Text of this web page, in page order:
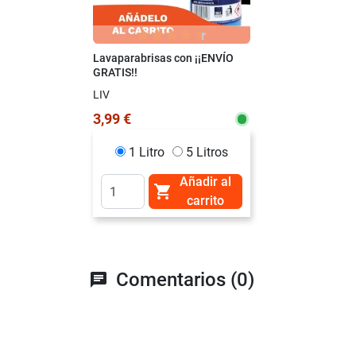
Lavaparabrisas con ¡¡ENVÍO
GRATIS!!
LIV
3,99 €
1 Litro 5 Litros

Añadir al
carrito
chat Comentarios (0)